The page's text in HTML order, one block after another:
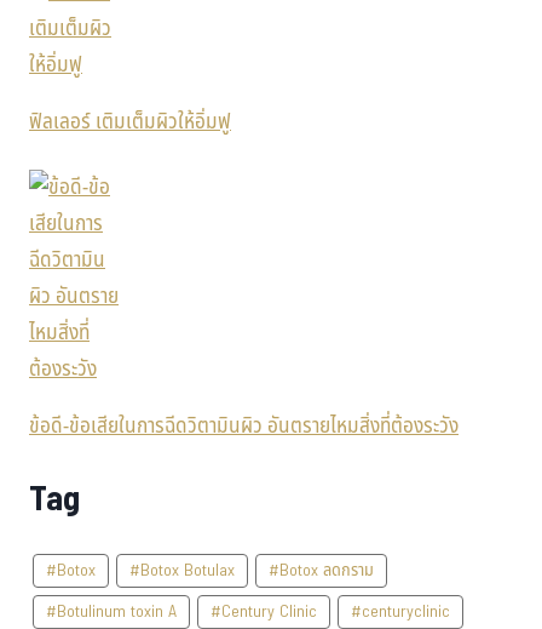
ฟิลเลอร์ เติมเต็มผิวให้อิ่มฟู
ข้อดี-ข้อเสียในการฉีดวิตามินผิว อันตรายไหมสิ่งที่ต้องระวัง
Tag
#Botox #Botox Botulax
#Botox ลดกราม
#Botulinum toxin A
#Century Clinic
#centuryclinic